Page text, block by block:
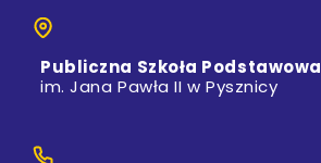
Publiczna Szkoła Podstawowa
im. Jana Pawła II w Pysznicy